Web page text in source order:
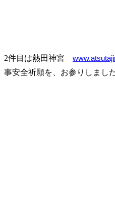
2件目は熱田神宮
事安全祈願を、お参りしました